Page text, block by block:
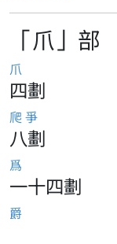
「爪」部
爪
四劃
爬 爭
八劃
爲
一十四劃
爵